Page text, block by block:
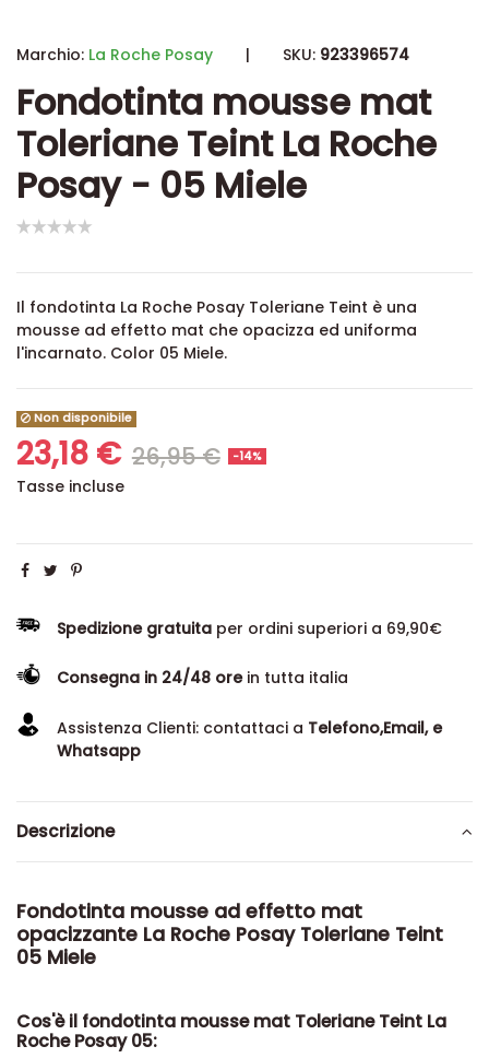
Marchio: La Roche Posay | SKU: 923396574
Fondotinta mousse mat
Toleriane Teint La Roche
Posay - 05 Miele
Il fondotinta La Roche Posay Toleriane Teint è una
mousse ad effetto mat che opacizza ed uniforma
l'incarnato. Color 05 Miele.
Non disponibile
23,18 € 26,95 € -14%
Tasse incluse
Spedizione gratuita per ordini superiori a 69,90€
Consegna in 24/48 orein tutta italia
Assistenza Clienti: contattaci a Telefono,Email, e
Whatsapp
Descrizione
Fondotinta mousse ad effetto mat
opacizzante La Roche Posay Toleriane Teint
05 Miele
Cos'è il fondotinta mousse mat Toleriane Teint La
Roche Posay 05: